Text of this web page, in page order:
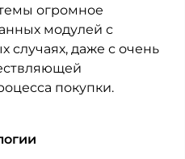
огромное
модулей с
случаях, даже с очень
покупки.